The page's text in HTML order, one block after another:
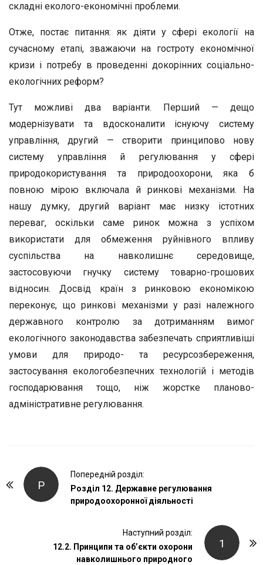
складні еколого-економічні проблеми.
Отже, постає питання: як діяти у сфері екології на
сучасному етапі, зважаючи на гостроту економічної
кризи і потребу в проведенні докорінних соціально-
екологічних реформ?
Тут можливі два варіанти. Перший — дещо
модернізувати та вдосконалити існуючу систему
управління, другий — створити принципово нову
систему управління й регулювання у сфері
природокористування та природоохорони, яка б
повною мірою включала й ринкові механізми. На
нашу думку, другий варіант має низку істотних
переваг, оскільки саме ринок можна з успіхом
використати для обмеження руйнівного впливу
суспільства на навколишнє середовище,
застосовуючи гнучку систему товарно-грошових
відносин. Досвід країн з ринковою економікою
переконує, що ринкові механізми у разі належного
державного контролю за дотриманням вимог
екологічного законодавства забезпечать сприятливіші
умови для природо- та ресурсозбереження,
застосування екологобезпечних технологій і методів
господарювання тощо, ніж жорстке планово-
адміністративне регулювання.
Р
Попередній розділ:
Розділ 12. Державне регулювання
природоохоронної діяльності
1
Наступний розділ:
12.2. Принципи та об’єкти охорони
навколишнього природного